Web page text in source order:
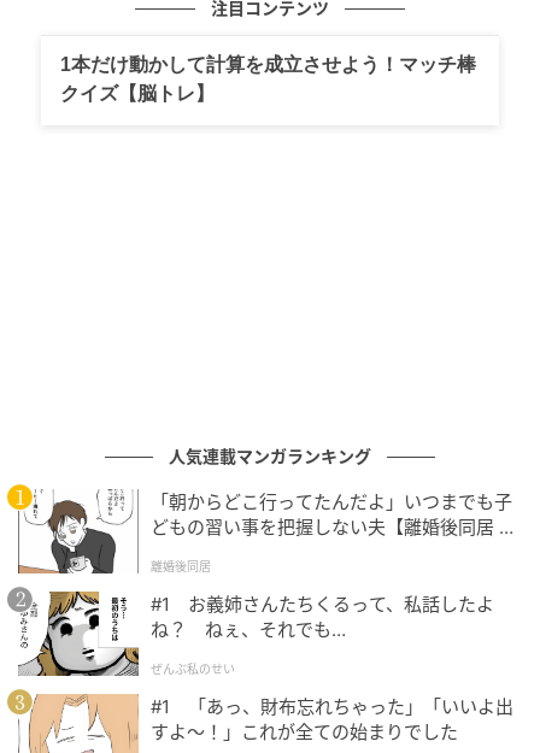
をきっかけに二人の関係は一変。予想もつかない衝撃
のラストへと暴走していく。
監督／ブノワ・ドゥローム
出演／アン・ハサウェイ、ジェシカ・チャスティン 他
7月24日よりTOHOシネマズ シャンテ 他 全国順次公開
（アメリカ、ベルギー、フランス、イギリス 配給／ギ
ャガ）
© 2023 MINSTINCT INC. ALL RIGHTS RESERVED.
注目コンテンツ
1本だけ動かして計算を成立させよう！マッチ棒
クイズ【脳トレ】
人気連載マンガランキング
「朝からどこ行ってたんだよ」いつまでも子
どもの習い事を把握しない夫【離婚後同居 Vo
離婚後同居
#1 お義姉さんたちくるって、私話したよ
ね？ ねぇ、それでも…
ぜんぶ私のせい
#1 「あっ、財布忘れちゃった」「いいよ出
すよ〜！」これが全ての始まりでした